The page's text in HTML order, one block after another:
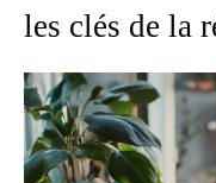
les clés de la